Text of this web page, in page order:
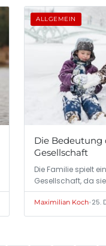
ALLGEMEIN
Die Bedeutung
Gesellschaft
Die Familie spielt
Gesellschaft, da
Maximilian Koch•25.